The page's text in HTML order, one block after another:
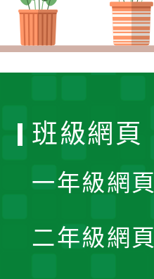
班級網頁
一年級網頁
二年級網頁